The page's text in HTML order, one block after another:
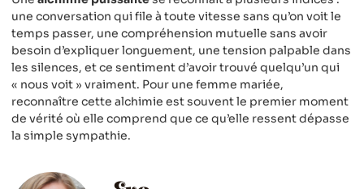
une conversation qui file à toute vitesse sans qu’on voit le
temps passer, une compréhension mutuelle sans avoir
besoin d’expliquer longuement, une tension palpable dans
les silences, et ce sentiment d’avoir trouvé quelqu’un qui
« nous voit » vraiment. Pour une femme mariée,
reconnaître cette alchimie est souvent le premier moment
de vérité où elle comprend que ce qu’elle ressent dépasse
la simple sympathie.